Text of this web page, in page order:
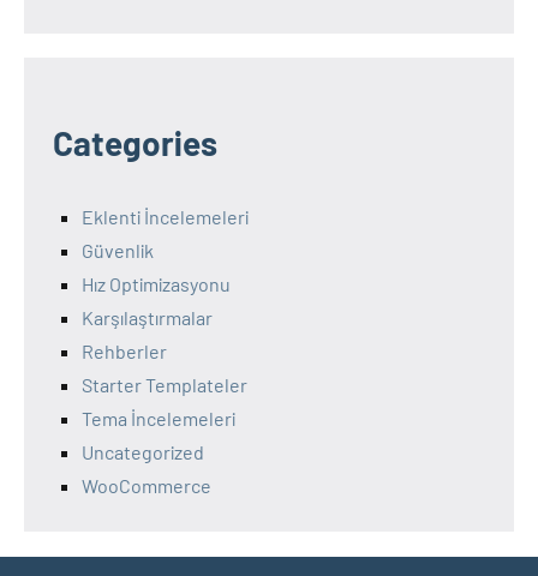
Categories
Eklenti İncelemeleri
Güvenlik
Hız Optimizasyonu
Karşılaştırmalar
Rehberler
Starter Templateler
Tema İncelemeleri
Uncategorized
WooCommerce